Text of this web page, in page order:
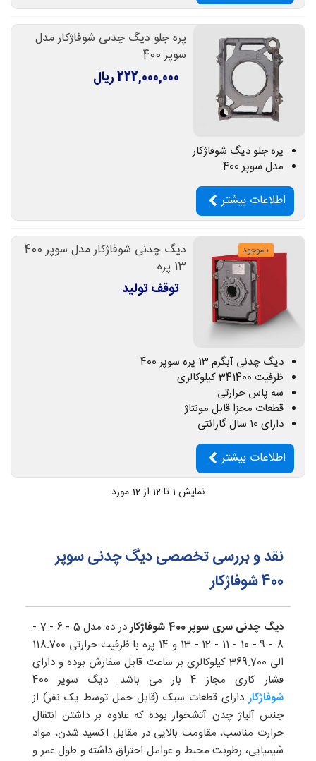
پره جلو دیگ چدنی شوفاژکار مدل
سوپر 400
222,000,000 ریال
پره جلو دیگ شوفاژکار
مدل سوپر 400
اطلاعات بیشتر
ناموجود
دیگ چدنی شوفاژکار مدل سوپر 400
13 پره
توقف تولید
دیگ چدنی آبگرم 13 پره سوپر 400
ظرفیت 341400 کیلوکالری
سه پاس حرارتی
قطعات مجزا قابل مونتاژ
دارای 10 سال گارانتی
اطلاعات بیشتر
نمایش 1 تا 12 از 12 مورد
نقد و بررسی تخصصی دیگ چدنی سوپر
400 شوفاژکار
دیگ چدنی سری سوپر 400 شوفاژکار
در ده مدل 5 - 6 - 7 -
8 - 9 - 10 - 11 - 12 - 13 و 14 پره با ظرفیت حرارتی 118.700
الی 369.700 کیلوکالری بر ساعت قابل سفارش بوده و دارای
فشار کاری مجاز 4 بار می باشد. دیگ سوپر 400
شوفاژکاردارای قطعات سبک (قابل حمل توسط یک نفر) از
جنس آلیاژ چدن آتشخوار بوده که علاوه بر داشتن انتقال
حرارت مناسب، مقاومت بالایی در مقابل اکسید شدن، مواد
شیمیایی، رطوبت محیط و عوامل احتراق داشته و طول عمر و